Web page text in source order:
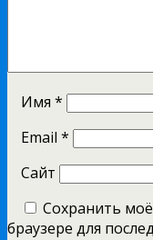
Имя *
Email *
Сайт
Сохранить
браузере для